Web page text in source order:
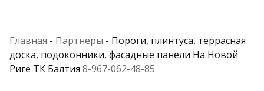
Главная - Партнеры - Пороги, плинтуса, террасная
доска, подоконники, фасадные панели На Новой
Риге ТК Балтия 8-967-062-48-85